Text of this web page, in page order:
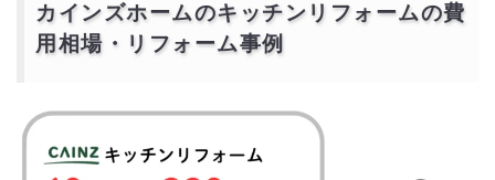
カインズホームのキッチンリフォームの費
用相場・リフォーム事例